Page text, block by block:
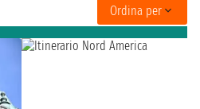
Ordina per